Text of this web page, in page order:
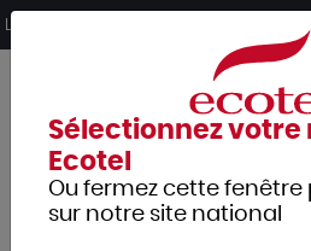
Livraison offerte dès 249€ HT
Sélectionnez votre
Ecotel
Ou fermez cette
sur notre site national
Panneau de gestion des cookies